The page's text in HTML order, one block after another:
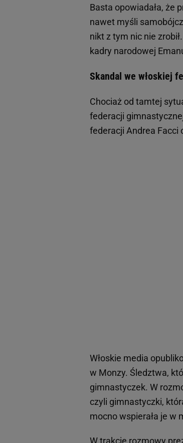
Basta opowiadała, że
nawet myśli
nikt z tym nic nie
kadry narodowej
Skandal we włoskiej
Chociaż od tamtej
federacji
federacji Andrea Facci
Włoskie media
w Monzy. Śledztwa,
gimnastyczek. W
czyli gimnastyczki,
mocno wspierała je w
W trakcie rozmowy